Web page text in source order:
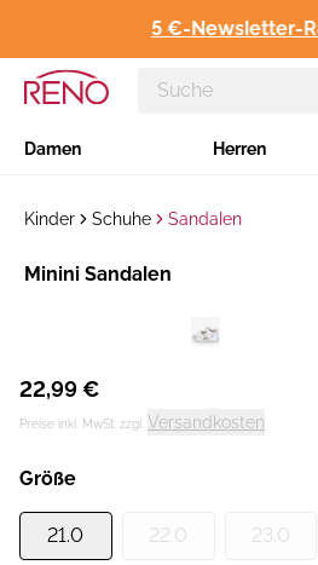
5 €-Newsletter-
Damen Herren
Kinder Schuhe Sandalen
Hersteller:
Minini Sandalen
22,99 €
Preise inkl. MwSt. zzgl. Versandkosten
Größe
21.0 22.0 23.0